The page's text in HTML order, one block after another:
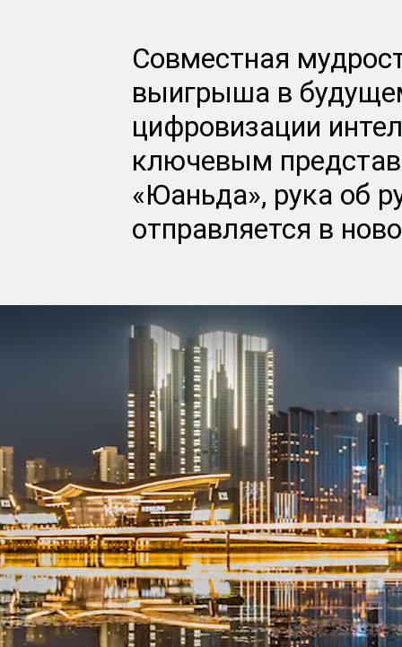
Совместная
выигрыша в
цифровизации
ключевым
«Юаньда», рука об
отправляется в